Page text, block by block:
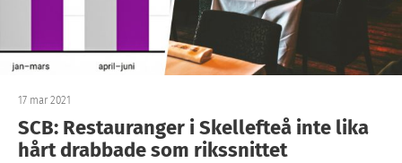
17 mar 2021
SCB: Restauranger i Skellefteå inte lika
hårt drabbade som rikssnittet